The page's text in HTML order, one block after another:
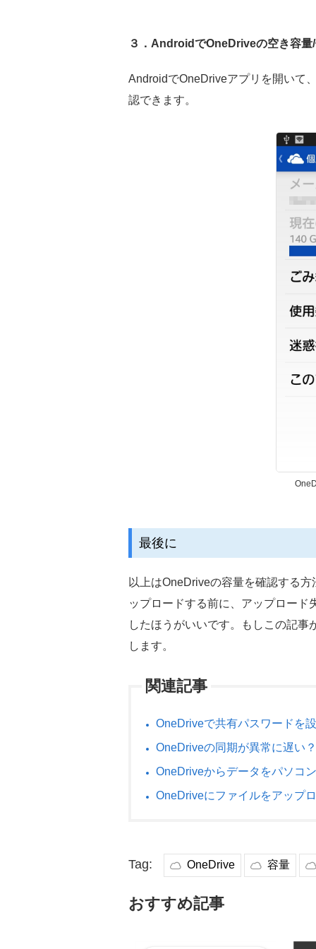
３．AndroidでOneDriveの空き容量
AndroidでOneDriveアプリを開いて
認できます。
最後に
以上はOneDriveの容量を確認する
ップロードする前に、アップロー
したほうがいいです。もしこの記
します。
関連記事
OneDriveで共有パスワードを
OneDriveの同期が異常に遅い
OneDriveからデータをパソコ
OneDriveにファイルをアップ
Tag: OneDrive 容量
おすすめ記事